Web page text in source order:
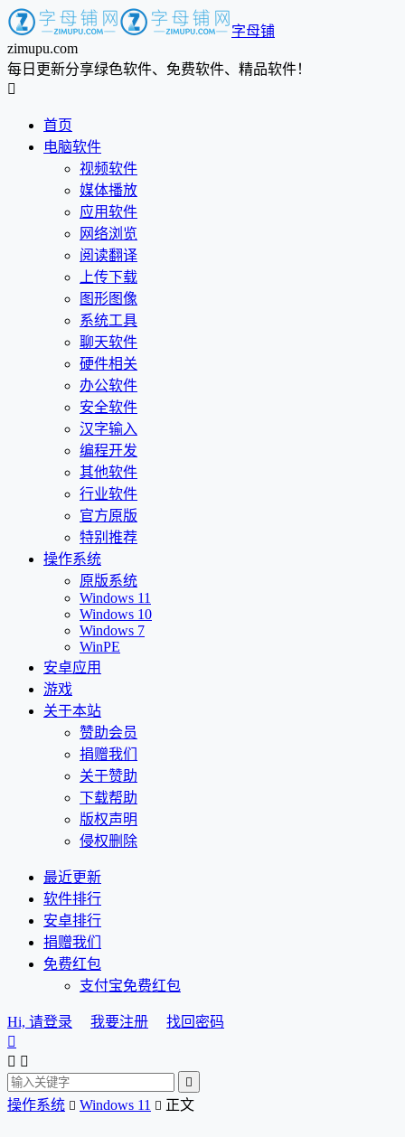
字母铺
zimupu.com
每日更新分享绿色软件、免费软件、精品软件！

首页
电脑软件
视频软件
媒体播放
应用软件
网络浏览
阅读翻译
上传下载
图形图像
系统工具
聊天软件
硬件相关
办公软件
安全软件
汉字输入
编程开发
其他软件
行业软件
官方原版
特别推荐
操作系统
原版系统
Windows 11
Windows 10
Windows 7
WinPE
安卓应用
游戏
关于本站
赞助会员
捐赠我们
关于赞助
下载帮助
版权声明
侵权删除
最近更新
软件排行
安卓排行
捐赠我们
免费红包
支付宝免费红包
Hi, 请登录 我要注册
找回密码

 

操作系统  Windows 11  正文